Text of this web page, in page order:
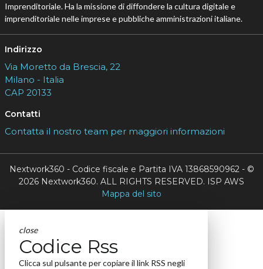
Imprenditoriale. Ha la missione di diffondere la cultura digitale e
imprenditoriale nelle imprese e pubbliche amministrazioni italiane.
Indirizzo
Via Moretto da Brescia, 22
Milano - Italia
CAP 20133
Contatti
Contatta il nostro team per maggiori informazioni
Nextwork360 - Codice fiscale e Partita IVA 13868590962 - ©
2026 Nextwork360. ALL RIGHTS RESERVED. ISP AWS
Mappa del sito
close
Codice Rss
Clicca sul pulsante per copiare il link RSS negli